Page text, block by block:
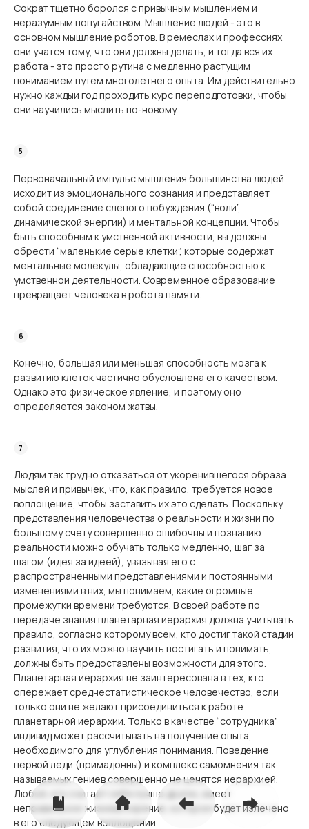
Сократ тщетно боролся с привычным мышлением и
неразумным попугайством. Мышление людей - это в
основном мышление роботов. В ремеслах и профессиях
они учатся тому, что они должны делать, и тогда вся их
работа - это просто рутина с медленно растущим
пониманием путем многолетнего опыта. Им действительно
нужно каждый год проходить курс переподготовки, чтобы
они научились мыслить по-новому.
Первоначальный импульс мышления большинства людей
исходит из эмоционального сознания и представляет
собой соединение слепого побуждения (“воли”,
динамической энергии) и ментальной концепции. Чтобы
быть способным к умственной активности, вы должны
обрести “маленькие серые клетки”, которые содержат
ментальные молекулы, обладающие способностью к
умственной деятельности. Современное образование
превращает человека в робота памяти.
Конечно, большая или меньшая способность мозга к
развитию клеток частично обусловлена его качеством.
Однако это физическое явление, и поэтому оно
определяется законом жатвы.
Людям так трудно отказаться от укоренившегося образа
мыслей и привычек, что, как правило, требуется новое
воплощение, чтобы заставить их это сделать. Поскольку
представления человечества о реальности и жизни по
большому счету совершенно ошибочны и познанию
реальности можно обучать только медленно, шаг за
шагом (идея за идеей), увязывая его с
распространенными представлениями и постоянными
изменениями в них, мы понимаем, какие огромные
промежутки времени требуются. В своей работе по
передаче знания планетарная иерархия должна учитывать
правило, согласно которому всем, кто достиг такой стадии
развития, что их можно научить постигать и понимать,
должны быть предоставлены возможности для этого.
Планетарная иерархия не заинтересована в тех, кто
опережает среднестатистическое человечество, если
только они не желают присоединиться к работе
планетарной иерархии. Только в качестве “сотрудника”
индивид может рассчитывать на получение опыта,
необходимого для углубления понимания. Поведение
первой леди (примадонны) и комплекс самомнения так
называемых гениев совершенно не ценятся иерархией.
Любой, кто считает себя лучше других, имеет
неправильное жизневоззрение, которое будет излечено
в его следующем воплощении.